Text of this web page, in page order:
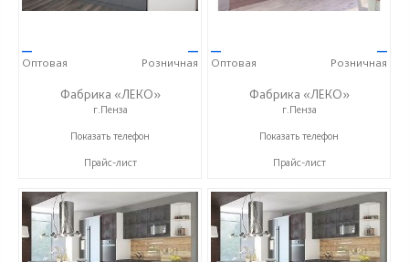
—
Оптовая
—
Розничная
Фабрика «ЛЕКО»
г.Пенза
+7 (800) 222-93-90
Показать телефон
Прайс-лист
—
Оптовая
—
Розничная
Фабрика «ЛЕКО»
г.Пенза
+7 (800) 222-93-90
Показать телефон
Прайс-лист